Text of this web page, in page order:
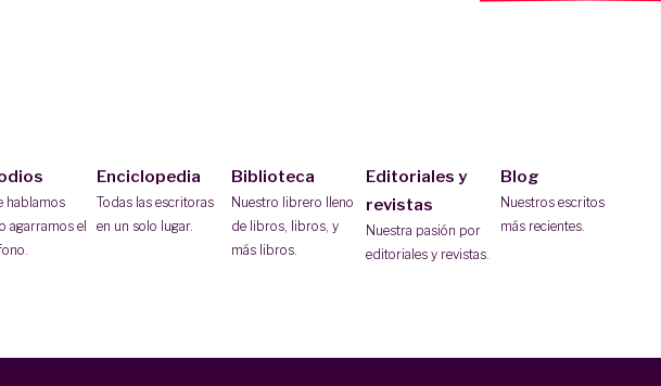
hablamos
agarramos el
Enciclopedia
Todas las escritoras
en un solo lugar.
Biblioteca
Nuestro librero lleno
de libros, libros, y
más libros.
Editoriales y
revistas
Nuestra pasión por
editoriales y revistas.
Blog
Nuestros escritos
más recientes.